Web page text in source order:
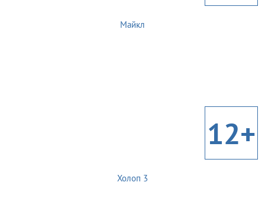
Майкл
12+
Холоп 3